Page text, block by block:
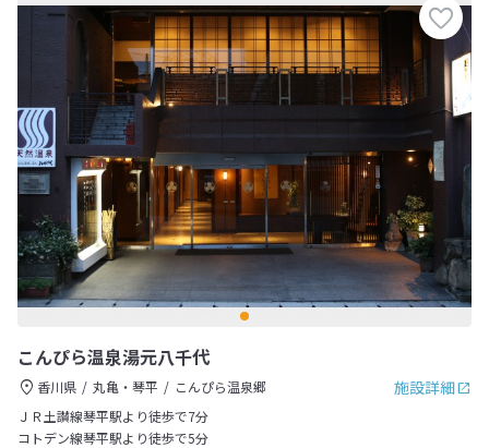
こんぴら温泉湯元八千代
施設詳細
香川県 丸亀・琴平
こんぴら温泉郷
ＪＲ土讃線琴平駅より徒歩で7分
コトデン線琴平駅より徒歩で5分